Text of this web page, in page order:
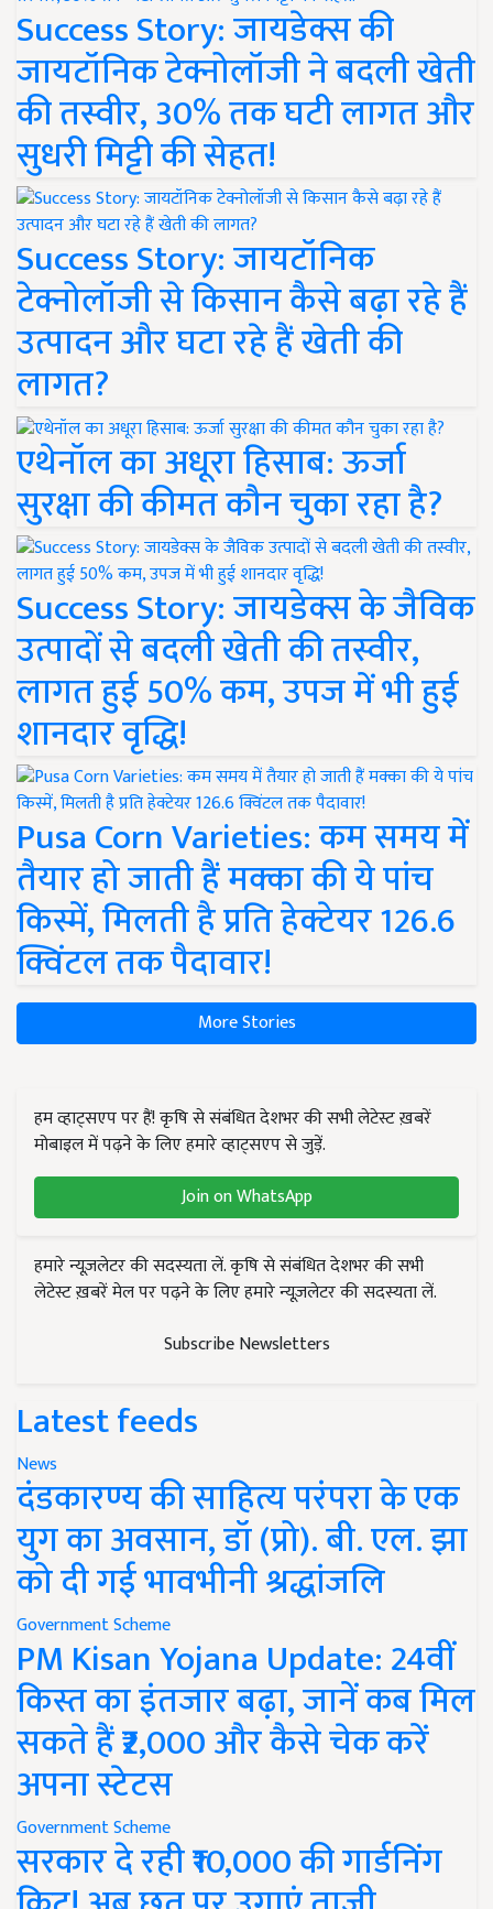
Success Story: जायडेक्स की
जायटॉनिक टेक्नोलॉजी ने बदली खेती
की तस्वीर, 30% तक घटी लागत और
सुधरी मिट्टी की सेहत!
Success Story: जायटॉनिक
टेक्नोलॉजी से किसान कैसे बढ़ा रहे हैं
उत्पादन और घटा रहे हैं खेती की
लागत?
एथेनॉल का अधूरा हिसाब: ऊर्जा
सुरक्षा की कीमत कौन चुका रहा है?
Success Story: जायडेक्स के जैविक
उत्पादों से बदली खेती की तस्वीर,
लागत हुई 50% कम, उपज में भी हुई
शानदार वृद्धि!
Pusa Corn Varieties: कम समय में
तैयार हो जाती हैं मक्का की ये पांच
किस्में, मिलती है प्रति हेक्टेयर 126.6
क्विंटल तक पैदावार!
More Stories
हम व्हाट्सएप पर हैं! कृषि से संबंधित देशभर की सभी लेटेस्ट ख़बरें
मोबाइल में पढ़ने के लिए हमारे व्हाट्सएप से जुड़ें.
Join on WhatsApp
हमारे न्यूज़लेटर की सदस्यता लें. कृषि से संबंधित देशभर की सभी
लेटेस्ट ख़बरें मेल पर पढ़ने के लिए हमारे न्यूज़लेटर की सदस्यता लें.
Subscribe Newsletters
Latest feeds
News
दंडकारण्य की साहित्य परंपरा के एक
युग का अवसान, डॉ (प्रो). बी. एल. झा
को दी गई भावभीनी श्रद्धांजलि
Government Scheme
PM Kisan Yojana Update: 24वीं
किस्त का इंतजार बढ़ा, जानें कब मिल
सकते हैं ₹2,000 और कैसे चेक करें
अपना स्टेटस
Government Scheme
सरकार दे रही ₹10,000 की गार्डनिंग